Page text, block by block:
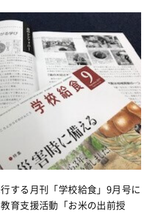
する月刊「学校給食」9月号に
育支援活動「お米の出前授